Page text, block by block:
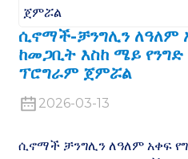
ሲኖማች-ቻንግሊን ለዓለም
ከመጋቢት እስከ ሜይ የንግድ
ፕሮግራም ጀምሯል
2026-03-13
ሲኖማች ቻንግሊን ለዓለም አቀፍ